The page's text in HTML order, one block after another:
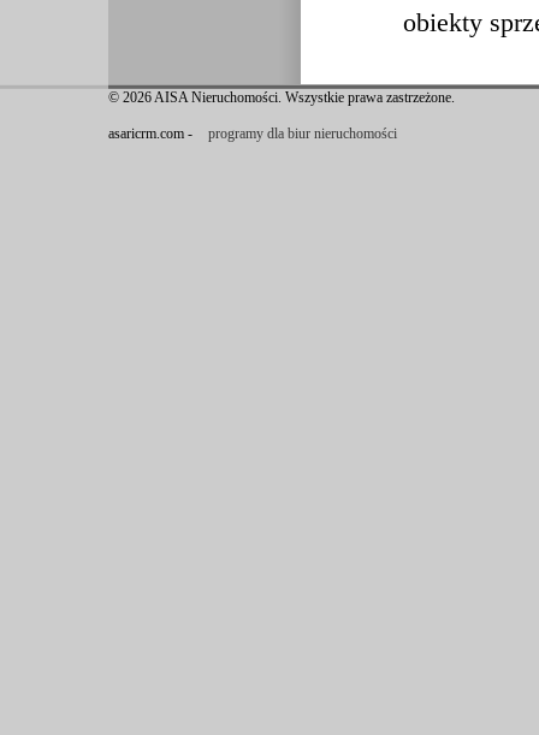
obiekty
© 2026 AISA Nieruchomości. Wszystkie prawa zastrzeżone.
asaricrm.com - programy dla biur nieruchomości